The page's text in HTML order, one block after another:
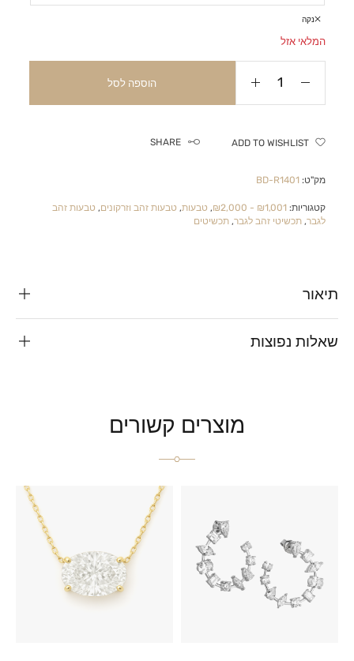
נקה
המלאי אזל
הוספה לסל
ADD TO WISHLIST
SHARE
מק"ט:BD-R1401
קטגוריות:₪1,001 - ₪2,000
, טבעות, טבעות זהב וזרקונים, טבעות זהב
לגבר,תכשיטי זהב לגבר,תכשיטים
תיאור
שאלות נפוצות
מוצרים קשורים